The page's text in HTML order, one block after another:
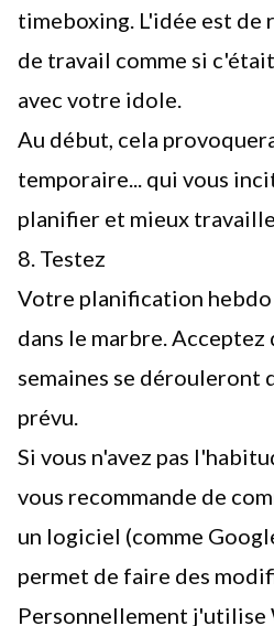
timeboxing . L'idée est
de travail comme si
avec votre idole.
Au début, cela
temporaire... qui vous
planifier et mieux
8. Testez
Votre planification hebdo
dans le marbre. Acceptez
semaines se dérouleront
prévu.
Si vous n'avez pas
vous recommande de
un logiciel (comme
permet de faire des
Personnellement j'utilise